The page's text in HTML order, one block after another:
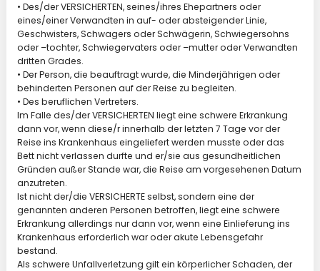
• Des/der VERSICHERTEN, seines/ihres Ehepartners oder
eines/einer Verwandten in auf- oder absteigender Linie,
Geschwisters, Schwagers oder Schwägerin, Schwiegersohns
oder –tochter, Schwiegervaters oder –mutter oder Verwandten
dritten Grades.
• Der Person, die beauftragt wurde, die Minderjährigen oder
behinderten Personen auf der Reise zu begleiten.
• Des beruflichen Vertreters.
Im Falle des/der VERSICHERTEN liegt eine schwere Erkrankung
dann vor, wenn diese/r innerhalb der letzten 7 Tage vor der
Reise ins Krankenhaus eingeliefert werden musste oder das
Bett nicht verlassen durfte und er/sie aus gesundheitlichen
Gründen außer Stande war, die Reise am vorgesehenen Datum
anzutreten.
Ist nicht der/die VERSICHERTE selbst, sondern eine der
genannten anderen Personen betroffen, liegt eine schwere
Erkrankung allerdings nur dann vor, wenn eine Einlieferung ins
Krankenhaus erforderlich war oder akute Lebensgefahr
bestand.
Als schwere Unfallverletzung gilt ein körperlicher Schaden, der